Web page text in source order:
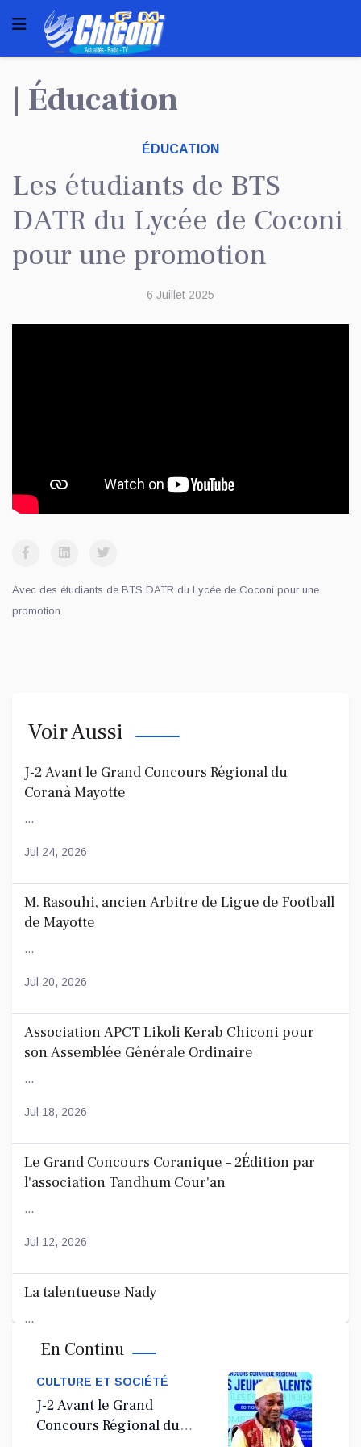
| Éducation
ÉDUCATION
Les étudiants de BTS
DATR du Lycée de Coconi
pour une promotion
6 Juillet 2025
Avec des étudiants de BTS DATR du Lycée de Coconi pour une
promotion.
Voir Aussi
J-2 Avant le Grand Concours Régional du
Coranà Mayotte
...
Jul 24, 2026
M. Rasouhi, ancien Arbitre de Ligue de Football
de Mayotte
...
Jul 20, 2026
Association APCT Likoli Kerab Chiconi pour
son Assemblée Générale Ordinaire
...
Jul 18, 2026
Le Grand Concours Coranique – 2Édition par
l'association Tandhum Cour'an
...
Jul 12, 2026
La talentueuse Nady
...
Jul 11, 2026
En Continu
CULTURE ET SOCIÉTÉ
J-2 Avant le Grand
Concours Régional du